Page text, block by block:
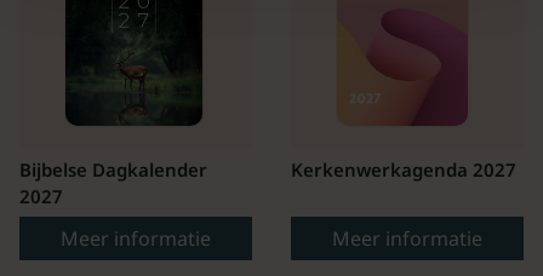
Bijbelse Dagkalender
2027
Meer informatie
Kerkenwerkagenda 2027
Meer informatie